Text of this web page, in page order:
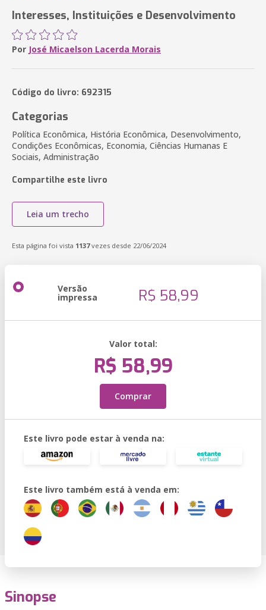
Interesses, Instituições e Desenvolvimento
Por José Micaelson Lacerda Morais
Código do livro: 692315
Categorias
Política Econômica, História Econômica, Desenvolvimento,
Condições Econômicas, Economia, Ciências Humanas E
Sociais, Administração
Compartilhe este livro
Leia um trecho
Esta página foi vista 1137vezes desde 22/06/2024
Versão
impressa R$ 58,99
Valor total:
R$ 58,99
Comprar
Este livro pode estar à venda na:
Este livro também está à venda em:
Sinopse